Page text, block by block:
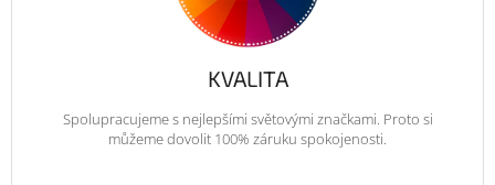
KVALITA
Spolupracujeme s nejlepšími světovými značkami. Proto si
můžeme dovolit 100% záruku spokojenosti.